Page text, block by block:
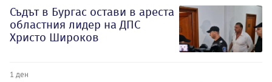
Съдът в Бургас остави в ареста
областния лидер на ДПС
Христо Широков
1 ден